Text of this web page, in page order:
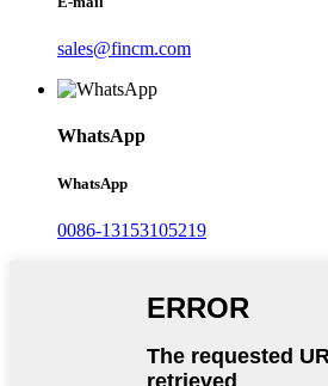
sales@fincm.com
WhatsApp
WhatsApp
0086-13153105219